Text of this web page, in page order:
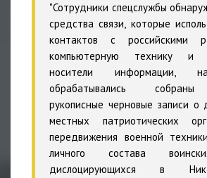
"Сотрудники спецслужбы
средства связи, которые
контактов с российскими
компьютерную технику и
носители информации,
обрабатывались
рукописные черновые записи о
местных патриотических
передвижения военной
личного состава
дислоцирующихся в